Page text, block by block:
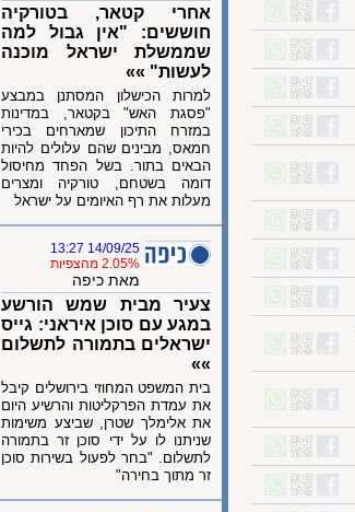
אחרי קטאר, בטורקיה
חוששים: "אין גבול למה
שממשלת ישראל מוכנה
לעשות" »»
למרות הכישלון המסתנן במבצע
"פסגת האש" בקטאר, במדינות
במזרח התיכון שמארחים בכירי
חמאס, מבינים שהם עלולים להיות
הבאים בתור. בשל הפחד מחיסול
דומה בשטחם, טורקיה ומצרים
מעלות את רף האיומים על ישראל
14/09/25 13:27
2.05% מהצפיות
מאת כיפה
צעיר מבית שמש הורשע
במגע עם סוכן איראני: גייס
ישראלים בתמורה לתשלום
»»
בית המשפט המחוזי בירושלים קיבל
את עמדת הפרקליטות והרשיע היום
את אלימלך שטרן, שביצע משימות
שניתנו לו על ידי סוכן זר בתמורה
לתשלום. "בחר לפעול בשירות סוכן
זר מתוך בחירה"